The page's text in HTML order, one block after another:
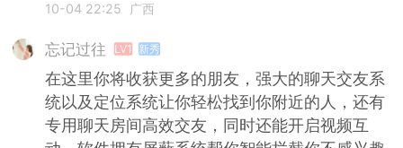
10-04 22:25 广西
忘记过往 LV1 新秀
在这里你将收获更多的朋友，强大的聊天交友系
统以及定位系统让你轻松找到你附近的人，还有
专用聊天房间高效交友，同时还能开启视频互